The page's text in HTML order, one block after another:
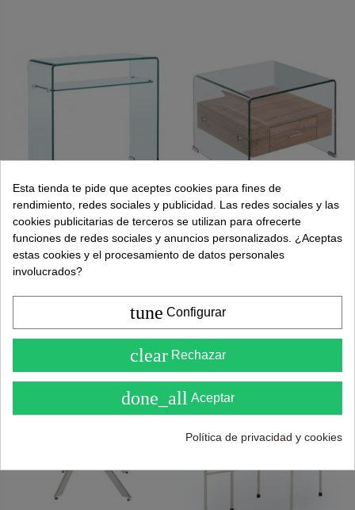
Consola
Minimalista
Burano 80 x 33,
Cristal Curvado
223,00 €
349,00 €
Añadir al carrito
Mesita MARLYN
50x50, cristal
curvado, cajón
199,00 €
Añadir al carrito
Esta tienda te pide que aceptes cookies para fines de
rendimiento, redes sociales y publicidad. Las redes sociales y las
cookies publicitarias de terceros se utilizan para ofrecerte
funciones de redes sociales y anuncios personalizados. ¿Aceptas
estas cookies y el procesamiento de datos personales
involucrados?
tune Configurar
clear Rechazar
done_all Aceptar
Política de privacidad y cookies